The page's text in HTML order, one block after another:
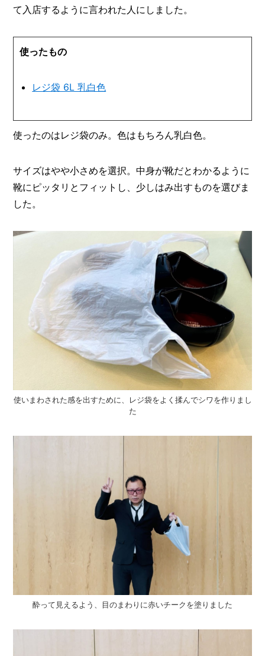
て入店するように言われた人にしました。
使ったもの
レジ袋 6L 乳白色
使ったのはレジ袋のみ。色はもちろん乳白色。
サイズはやや小さめを選択。中身が靴だとわかるように
靴にピッタリとフィットし、少しはみ出すものを選びま
した。
使いまわされた感を出すために、レジ袋をよく揉んでシワを作りまし
た
酔って見えるよう、目のまわりに赤いチークを塗りました